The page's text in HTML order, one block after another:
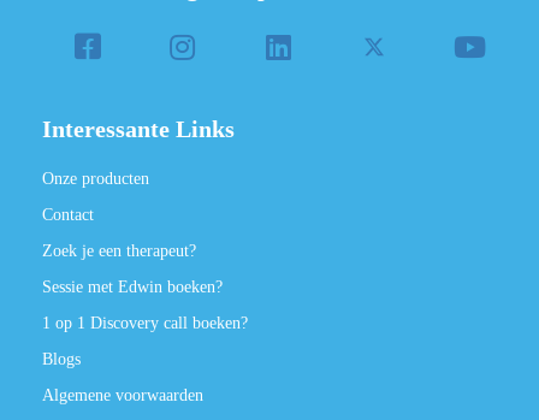
Interessante Links
Onze producten
Contact
Zoek je een therapeut?
Sessie met Edwin boeken?
1 op 1 Discovery call boeken?
Blogs
Algemene voorwaarden